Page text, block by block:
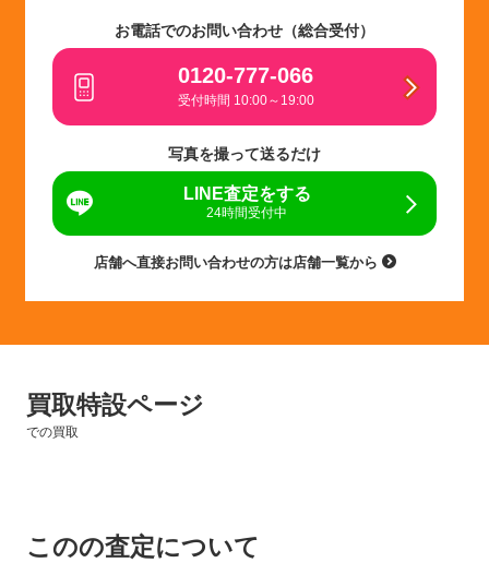
お電話でのお問い合わせ（総合受付）
0120-777-066
受付時間 10:00～19:00
写真を撮って送るだけ
LINE査定をする
24時間受付中
店舗へ直接お問い合わせの方は店舗一覧から
買取特設ページ
での買取
このの査定について